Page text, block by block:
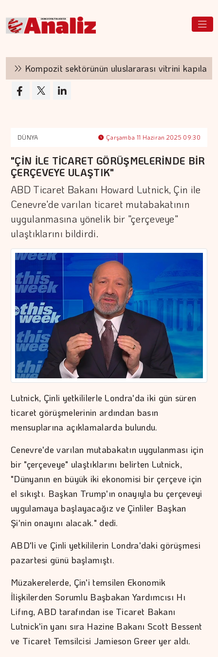
Kompozit sektörünün uluslararası vitrini kapılarını
DÜNYA Çarşamba 11 Haziran 2025 09:30
"ÇİN İLE TİCARET GÖRÜŞMELERİNDE BİR
ÇERÇEVEYE ULAŞTIK"
ABD Ticaret Bakanı Howard Lutnick, Çin ile
Cenevre'de varılan ticaret mutabakatının
uygulanmasına yönelik bir "çerçeveye"
ulaştıklarını bildirdi.
Lutnick, Çinli yetkililerle Londra'da iki gün süren
ticaret görüşmelerinin ardından basın
mensuplarına açıklamalarda bulundu.
Cenevre'de varılan mutabakatın uygulanması için
bir "çerçeveye" ulaştıklarını belirten Lutnick,
"Dünyanın en büyük iki ekonomisi bir çerçeve için
el sıkıştı. Başkan Trump'ın onayıyla bu çerçeveyi
uygulamaya başlayacağız ve Çinliler Başkan
Şi'nin onayını alacak." dedi.
ABD'li ve Çinli yetkililerin Londra'daki görüşmesi
pazartesi günü başlamıştı.
Müzakerelerde, Çin'i temsilen Ekonomik
İlişkilerden Sorumlu Başbakan Yardımcısı Hı
Lifıng, ABD tarafından ise Ticaret Bakanı
Lutnick'in yanı sıra Hazine Bakanı Scott Bessent
ve Ticaret Temsilcisi Jamieson Greer yer aldı.